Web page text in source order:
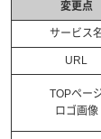
変更点
サービス
URL
TOPペー
ロゴ画像